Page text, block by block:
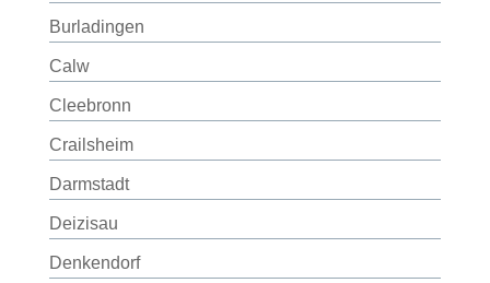
Burladingen
Calw
Cleebronn
Crailsheim
Darmstadt
Deizisau
Denkendorf